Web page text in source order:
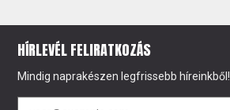
HÍRLEVÉL FELIRATKOZÁS
Mindig naprakészen legfrissebb híreinkből!